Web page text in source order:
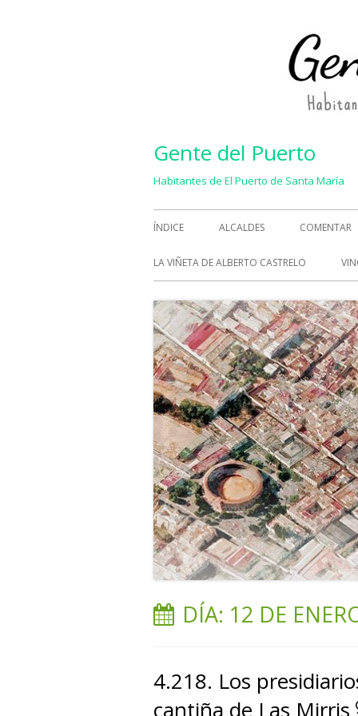
Gente del Puerto
Habitantes de El Puerto de Santa María
Menú
principal
ÍNDICE ALCALDES COMENTAR
LA VIÑETA DE ALBERTO CASTRELO
DÍA: 12 DE
4.218. Los
cantiña de Las Mirris